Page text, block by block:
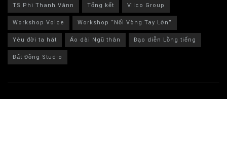
TS Phi Thanh Vânn
Tổng kết
Vilco Group
Workshop Voice
Workshop “Nối Vòng Tay Lớn”
Yêu đời ta hát
Áo dài Ngũ thân
Đạo diễn Lồng tiếng
Đất Đồng Studio